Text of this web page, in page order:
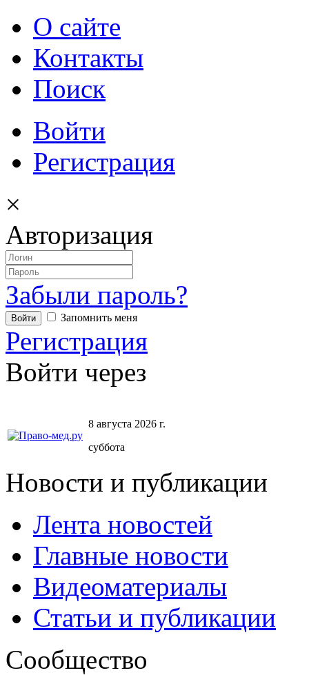
О сайте
Контакты
Поиск
Войти
Регистрация
×
Авторизация
Забыли пароль?
Запомнить меня
Регистрация
Войти через
8 августа 2026 г.
суббота
Новости и публикации
Лента новостей
Главные новости
Видеоматериалы
Статьи и публикации
Сообщество